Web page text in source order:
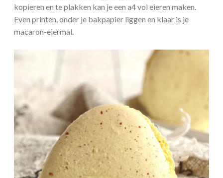
kopieren en te plakken kan je een a4 vol eieren maken.
Even printen, onder je bakpapier liggen en klaar is je
macaron-eiermal.